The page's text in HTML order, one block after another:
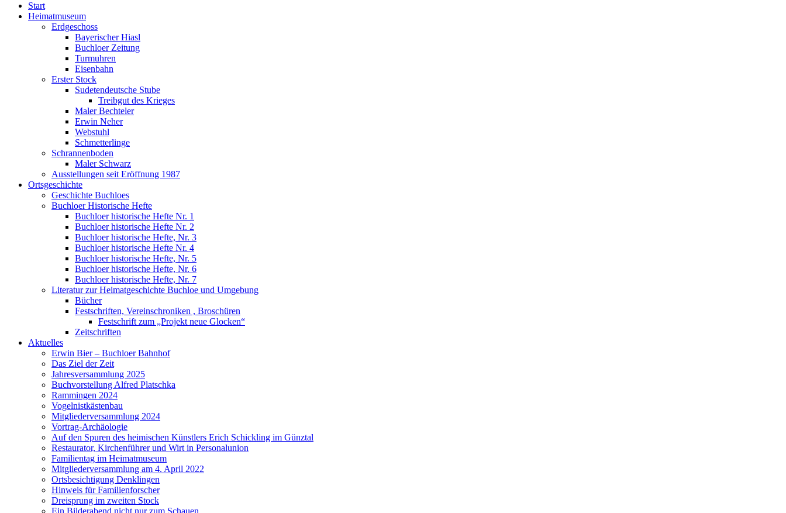
Start
Heimatmuseum
Erdgeschoss
Bayerischer Hiasl
Buchloer Zeitung
Turmuhren
Eisenbahn
Erster Stock
Sudetendeutsche Stube
Treibgut des Krieges
Maler Bechteler
Erwin Neher
Webstuhl
Schmetterlinge
Schrannenboden
Maler Schwarz
Ausstellungen seit Eröffnung 1987
Ortsgeschichte
Geschichte Buchloes
Buchloer Historische Hefte
Buchloer historische Hefte Nr. 1
Buchloer historische Hefte Nr. 2
Buchloer historische Hefte, Nr. 3
Buchloer historische Hefte Nr. 4
Buchloer historische Hefte, Nr. 5
Buchloer historische Hefte, Nr. 6
Buchloer historische Hefte, Nr. 7
Literatur zur Heimatgeschichte Buchloe und Umgebung
Bücher
Festschriften, Vereinschroniken , Broschüren
Festschrift zum „Projekt neue Glocken“
Zeitschriften
Aktuelles
Erwin Bier – Buchloer Bahnhof
Das Ziel der Zeit
Jahresversammlung 2025
Buchvorstellung Alfred Platschka
Rammingen 2024
Vogelnistkästenbau
Mitgliederversammlung 2024
Vortrag-Archäologie
Auf den Spuren des heimischen Künstlers Erich Schickling im Günztal
Restaurator, Kirchenführer und Wirt in Personalunion
Familientag im Heimatmuseum
Mitgliederversammlung am 4. April 2022
Ortsbesichtigung Denklingen
Hinweis für Familienforscher
Dreisprung im zweiten Stock
Ein Bilderabend nicht nur zum Schauen